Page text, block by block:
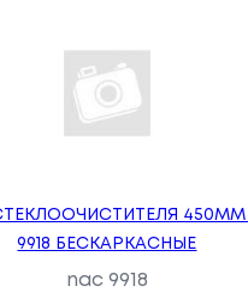
450ММ
9918 БЕСКАРКАСНЫЕ
nac 9918